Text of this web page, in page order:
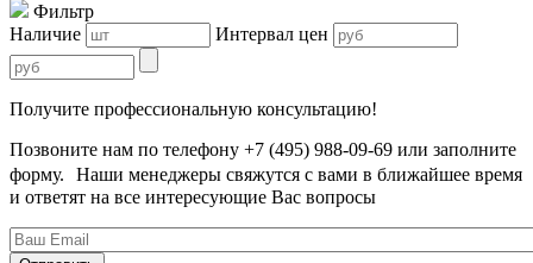
Фильтр
Наличие
Интервал цен
Получите профессиональную консультацию!
Позвоните нам по телефону +7 (495) 988-09-69 или заполните
форму. Наши менеджеры свяжутся с вами в ближайшее время
и ответят на все интересующие Вас вопросы